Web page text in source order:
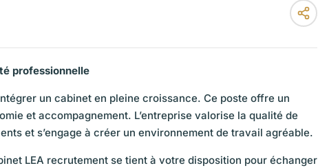
professionnelle
un cabinet en pleine croissance. Ce poste offre un
et accompagnement. L’entreprise valorise la qualité de
et s’engage à créer un environnement de travail agréable.
LEA recrutement se tient à votre disposition pour échanger